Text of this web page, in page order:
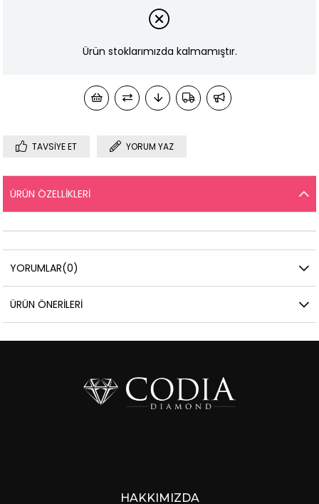
Ürün stoklarımızda kalmamıştır.
TAVSIYE ET YORUM YAZ
ÜRÜN ÖZELLIKLERI
YORUMLAR(0)
ÜRÜN ÖNERILERI
HAKKIMIZDA